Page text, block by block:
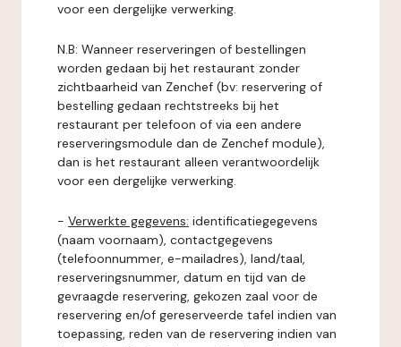
voor een dergelijke verwerking.
N.B: Wanneer reserveringen of bestellingen
worden gedaan bij het restaurant zonder
zichtbaarheid van Zenchef (bv: reservering of
bestelling gedaan rechtstreeks bij het
restaurant per telefoon of via een andere
reserveringsmodule dan de Zenchef module),
dan is het restaurant alleen verantwoordelijk
voor een dergelijke verwerking.
- Verwerkte gegevens: identificatiegegevens
(naam voornaam), contactgegevens
(telefoonnummer, e-mailadres), land/taal,
reserveringsnummer, datum en tijd van de
gevraagde reservering, gekozen zaal voor de
reservering en/of gereserveerde tafel indien van
toepassing, reden van de reservering indien van